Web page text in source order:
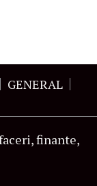
GENERAL
finante,